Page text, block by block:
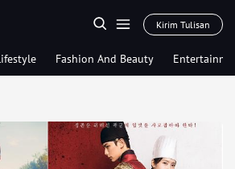
Kirim Tulisan
Fashion And Beauty